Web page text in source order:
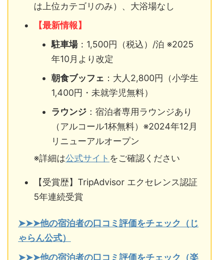
は上位カテゴリのみ）、大浴場なし
【最新情報】
駐車場：1,500円（税込）/泊 ※2025
年10月より改定
朝食ブッフェ ：大人2,800円（小学生
1,400円・未就学児無料）
ラウンジ ：宿泊者専用ラウンジあり
（アルコール1杯無料）※2024年12月
リニューアルオープン
※詳細は公式サイト をご確認ください
【受賞歴】TripAdvisor エクセレンス認証
5年連続受賞
➤➤➤他の宿泊者の口コミ評価をチェック（じ
ゃらん公式）
➤➤➤他の宿泊者の口コミ評価をチェック（楽